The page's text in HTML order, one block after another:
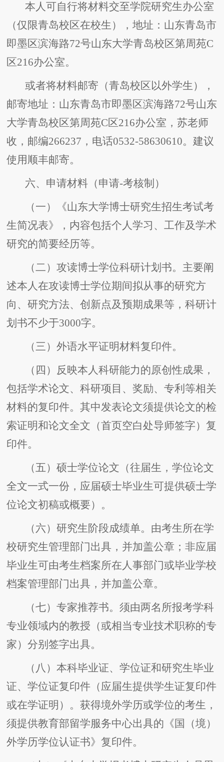
本人可自行将材料交至学院研究生办公室
（仅限青岛校区在校生），地址：山东青岛市
即墨区滨海路72号山东大学青岛校区第周苑C
区216办公室。
或者将材料邮寄（青岛校区以外学生），
邮寄地址：山东青岛市即墨区滨海路72号山东
大学青岛校区第周苑C区216办公室，苏老师
收，邮编266237，电话0532-58630610。建议
使用顺丰邮寄。
六、申请材料（申请-考核制）
（一）《山东大学博士研究生招生考试考
生简况表》，内容包括个人学习、工作及学术
研究的简要经历等。
（二）攻读博士学位科研计划书。主要阐
述本人在攻读博士学位期间拟从事的研究方
向、研究方法、创新点及预期成果等，科研计
划书不少于3000字。
（三）外语水平证明材料复印件。
（四）反映本人科研能力的原创性成果，
包括学术论文、科研项目、奖励、专利等相关
材料的复印件。其中发表论文须提供论文的检
索证明和论文全文（首页空白处导师签字）复
印件。
（五）硕士学位论文（往届生，学位论文
全文一式一份，应届硕士毕业生可提供硕士学
位论文初稿或概要）。
（六）研究生阶段成绩单。由考生所在学
校研究生管理部门出具，并加盖公章；非应届
毕业生可由考生档案所在人事部门或毕业学校
档案管理部门出具，并加盖公章。
（七）专家推荐书。须由两名所报考学科
专业领域内的教授（或相当专业技术职称的专
家）分别签字出具。
（八）本科毕业证、学位证和研究生毕业
证、学位证复印件（应届生提供学生证复印件
或在学证明）。获得境外学历或学位的考生，
须提供教育部留学服务中心出具的《国（境）
外学历学位认证书》复印件。